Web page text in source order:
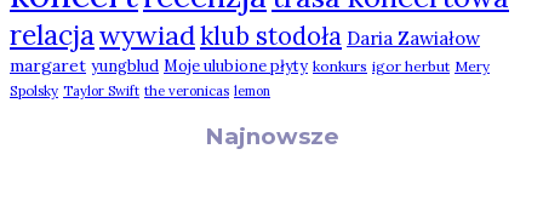
relacja wywiadklub stodoła Daria Zawiałow
margaret yungblud Moje ulubione płyty konkurs igor herbut Mery
Spolsky Taylor Swift the veronicas lemon
Najnowsze